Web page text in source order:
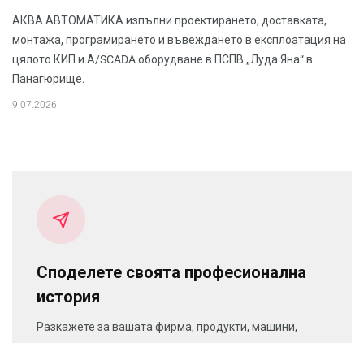
АКВА АВТОМАТИКА изпълни проектирането, доставката,
монтажа, програмирането и въвеждането в експлоатация на
цялото КИП и А/SCADA оборудване в ПСПВ „Луда Яна“ в
Панагюрище.
9.07.2026
Споделете своята професионална
история
Разкажете за вашата фирма, продукти, машини,